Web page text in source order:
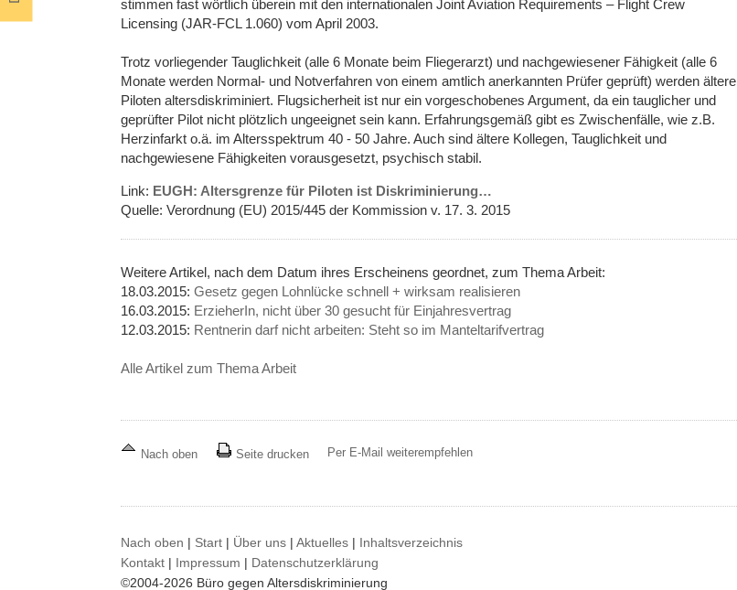
stimmen fast wörtlich überein mit den internationalen Joint Aviation Requirements – Flight Crew
Licensing (JAR‑FCL 1.060) vom April 2003.
Trotz vorliegender Tauglichkeit (alle 6 Monate beim Fliegerarzt) und nachgewiesener Fähigkeit (alle 6
Monate werden Normal- und Notverfahren von einem amtlich anerkannten Prüfer geprüft) werden ältere
Piloten altersdiskriminiert. Flugsicherheit ist nur ein vorgeschobenes Argument, da ein tauglicher und
geprüfter Pilot nicht plötzlich ungeeignet sein kann. Erfahrungsgemäß gibt es Zwischenfälle, wie z.B.
Herzinfarkt o.ä. im Altersspektrum 40 - 50 Jahre. Auch sind ältere Kollegen, Tauglichkeit und
nachgewiesene Fähigkeiten vorausgesetzt, psychisch stabil.
Link: EUGH: Altersgrenze für Piloten ist Diskriminierung…
Quelle: Verordnung (EU) 2015/445 der Kommission v. 17. 3. 2015
Weitere Artikel, nach dem Datum ihres Erscheinens geordnet, zum Thema Arbeit:
18.03.2015: Gesetz gegen Lohnlücke schnell + wirksam realisieren
16.03.2015: ErzieherIn, nicht über 30 gesucht für Einjahresvertrag
12.03.2015: Rentnerin darf nicht arbeiten: Steht so im Manteltarifvertrag
Alle Artikel zum Thema Arbeit
Nach oben Seite drucken Per E-Mail weiterempfehlen
Nach oben | Start | Über uns | Aktuelles | Inhaltsverzeichnis
Kontakt | Impressum | Datenschutzerklärung
©2004-2026 Büro gegen Altersdiskriminierung